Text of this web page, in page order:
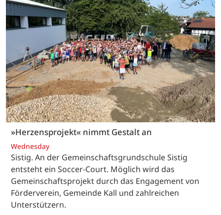
»Herzensprojekt« nimmt Gestalt an
Wednesday
Sistig. An der Gemeinschaftsgrundschule Sistig
entsteht ein Soccer-Court. Möglich wird das
Gemeinschaftsprojekt durch das Engagement von
Förderverein, Gemeinde Kall und zahlreichen
Unterstützern.